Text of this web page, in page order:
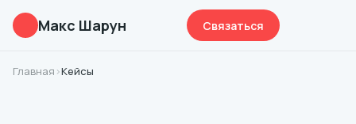
Макс Шарун Связаться
Главная ›Кейсы